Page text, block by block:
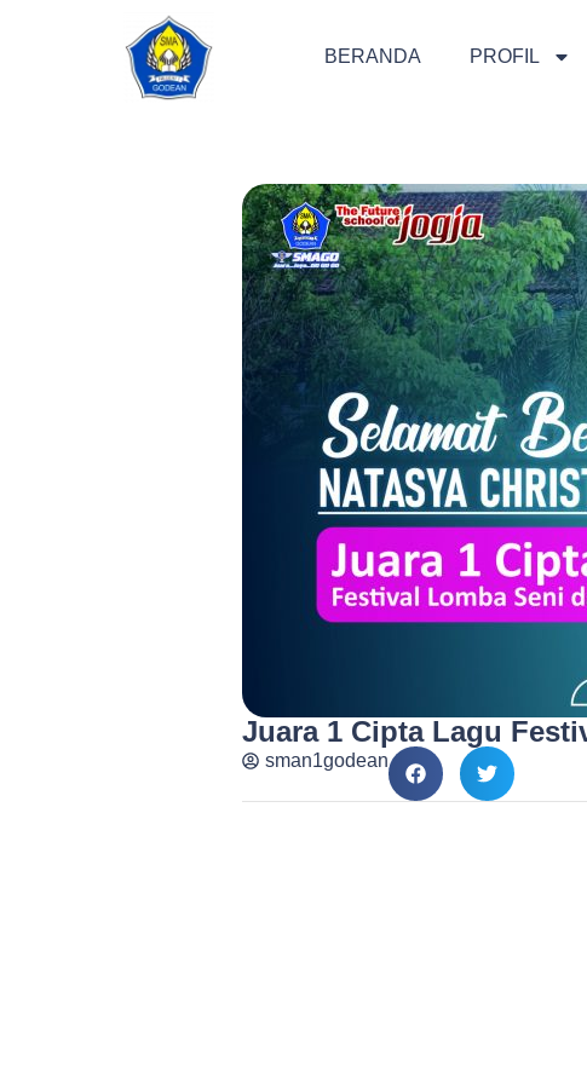
BERANDA PROFIL
Juara 1 Cipta Lagu
sman1godean